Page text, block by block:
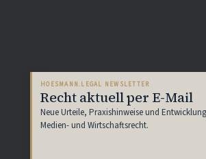
HOESMANN.LEGAL NEWSLETTER
Recht aktuell per E-Mail
Neue Urteile, Praxishinweise und
Medien- und Wirtschaftsrecht.